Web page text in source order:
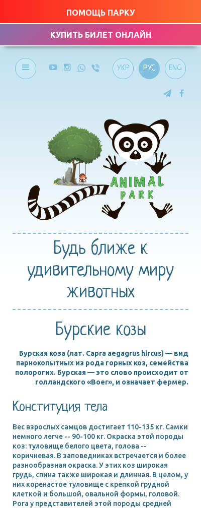
ПОМОЩЬ ПАРКУ
КУПИТЬ БИЛЕТ ОНЛАЙН
ENG
РУС
УКР
Будь ближе к
удивительному миру
животных
Бурские козы
Бурская коза (лат. Capra aegagrus hircus) — вид
парнокопытных из рода горных коз, семейства
полорогих. Бурская — это слово происходит от
голландского «Boer», и означает фермер.
Конституция тела
Вес взрослых самцов достигает 110-135 кг. Самки
немного легче -- 90-100 кг. Окраска этой породы
коз: туловище белого цвета, голова --
коричневая. В заповедниках встречается и более
разнообразная окраска. У этих коз широкая
грудь, спина также широкая и длинная. В целом, у
них коренастое туловище с крепкой грудной
клеткой и большой, овальной формы, головой.
Рога у представителей этой породы средней